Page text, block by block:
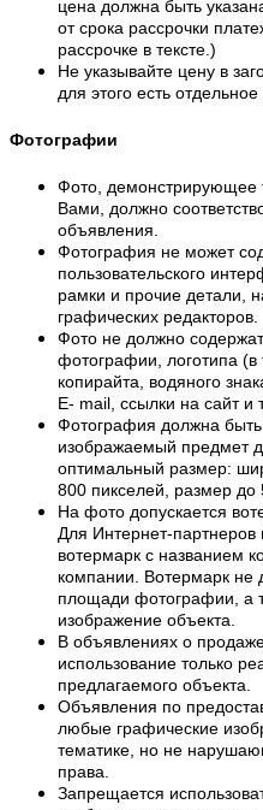
цена должна быть
от срока рассрочки
рассрочке в тексте.)
Не указывайте цену в
для этого есть отдельное
Фотографии
Фото, демонстрирующее
Вами, должно
объявления.
Фотография не может
пользовательского
рамки и прочие детали,
графических редакторов.
Фото не должно
фотографии, логотипа (в
копирайта, водяного
E- mail, ссылки на сайт и
Фотография должна быть
изображаемый предмет
оптимальный размер:
800 пикселей, размер до
На фото допускается
Для Интернет-партнеров
вотермарк с названием
компании. Вотермарк не
площади фотографии, а
изображение объекта.
В объявлениях о
использование только
предлагаемого объекта.
Объявления по
любые графические
тематике, но не
права.
Запрещается